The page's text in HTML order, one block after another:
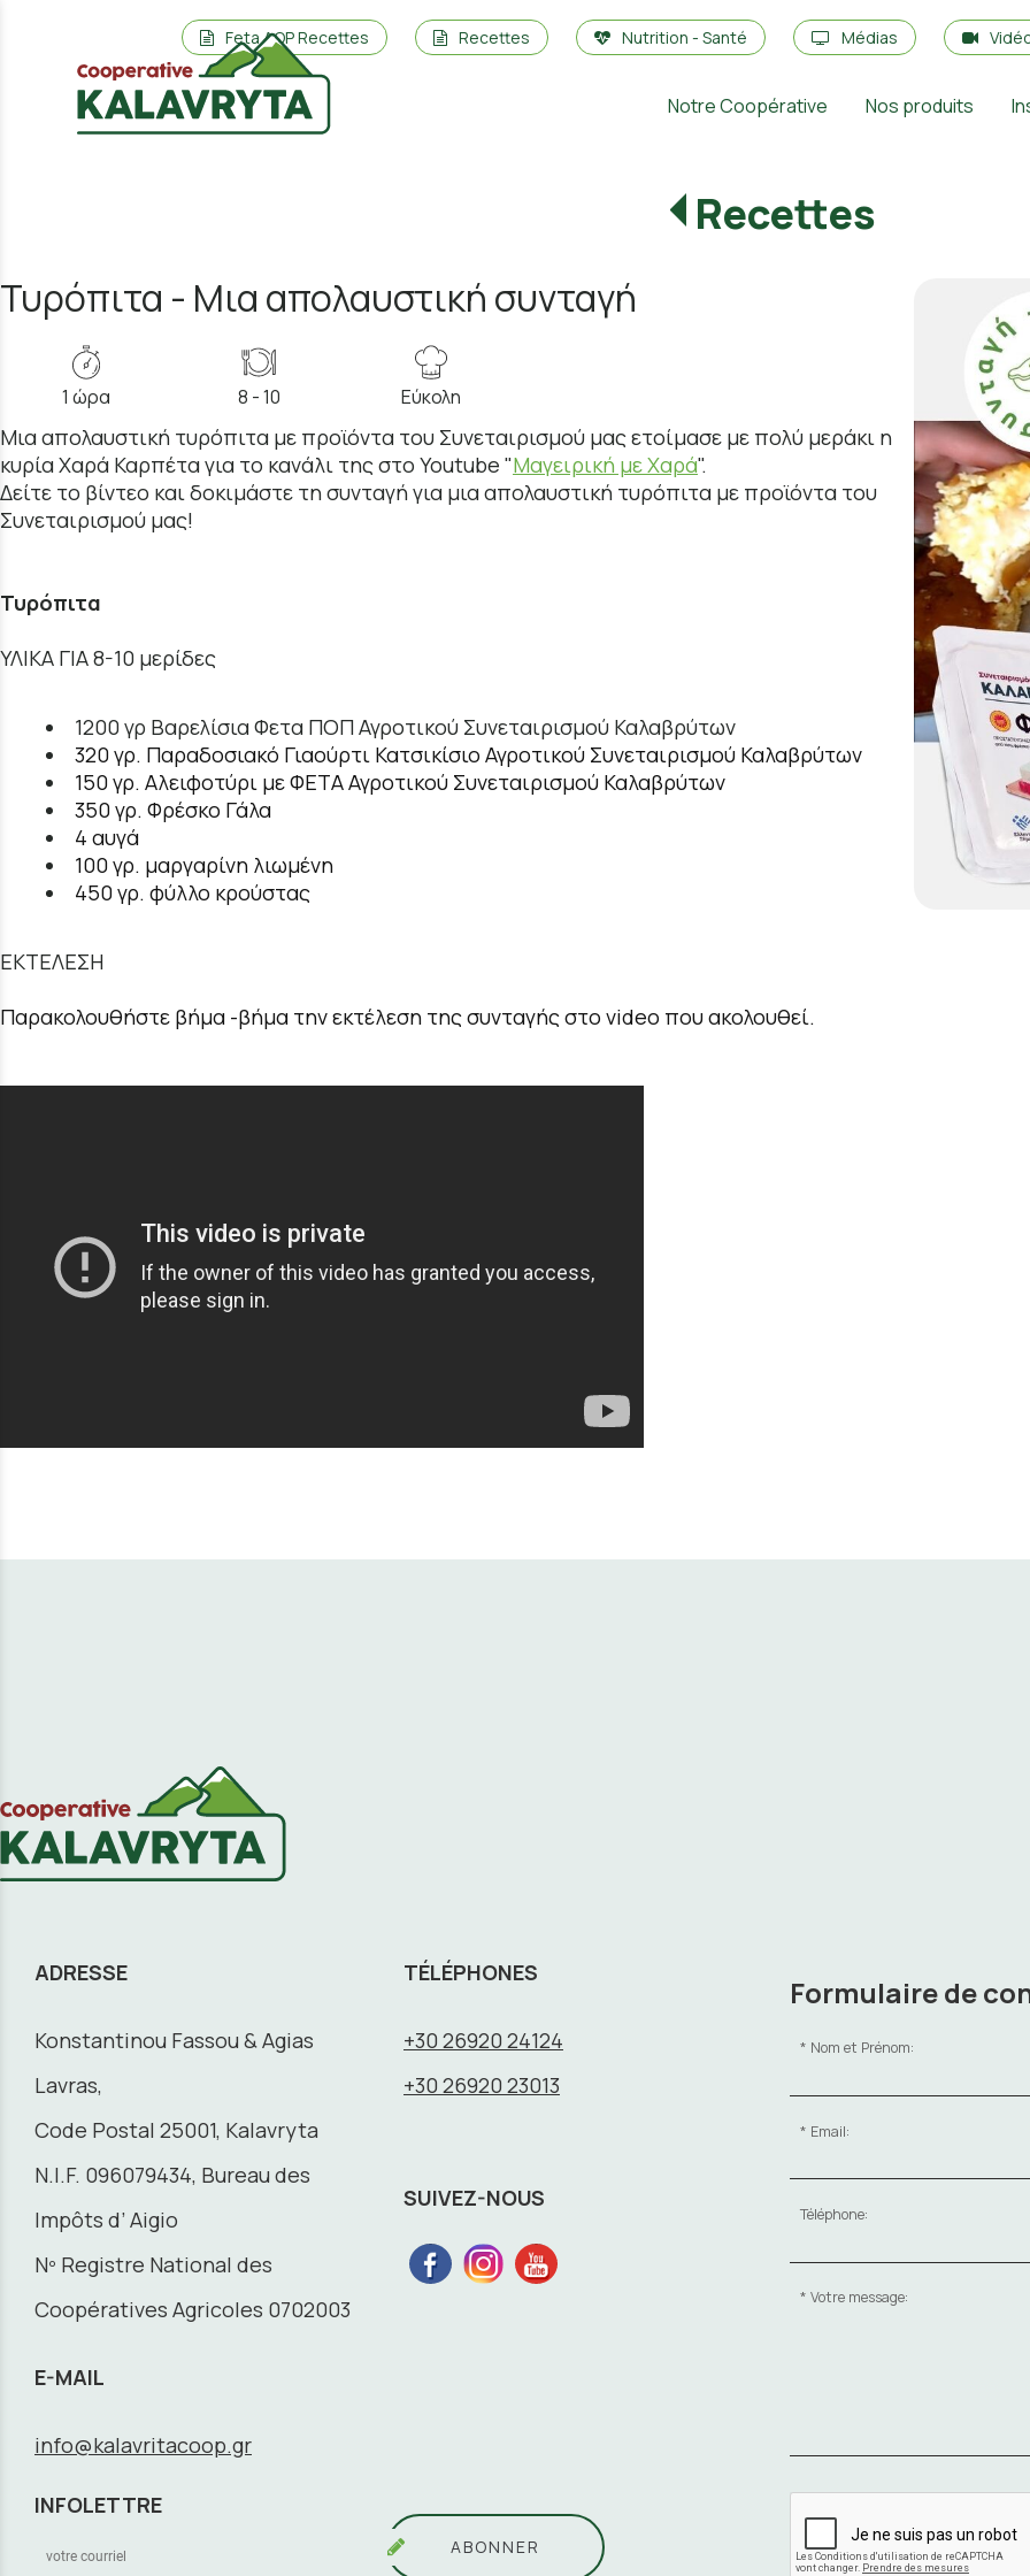
Feta AOP Recettes Recettes Nutrition - Santé Médias
Notre Coopérative Nos produits
Recettes
Τυρόπιτα - Μια απολαυστική συνταγή
1 ώρα 8 - 10 Εύκολη
Μια απολαυστική τυρόπιτα με προϊόντα του Συνεταιρισμού μας ετοίμασε με πολύ μεράκι η
κυρία Χαρά Καρπέτα για το κανάλι της στο Youtube "Μαγειρική με Χαρά".
Δείτε το βίντεο και δοκιμάστε τη συνταγή για μια απολαυστική τυρόπιτα με προϊόντα του
Συνεταιρισμού μας!
Τυρόπιτα
ΥΛΙΚΑ ΓΙΑ 8-10 μερίδες
1200 γρ Βαρελίσια Φετα ΠΟΠ Αγροτικού Συνεταιρισμού Καλαβρύτων
320 γρ. Παραδοσιακό Γιαούρτι Κατσικίσιο Αγροτικού Συνεταιρισμού Καλαβρύτων
150 γρ. Αλειφοτύρι με ΦΕΤΑ Αγροτικού Συνεταιρισμού Καλαβρύτων
350 γρ. Φρέσκο Γάλα
4 αυγά
100 γρ. μαργαρίνη λιωμένη
450 γρ. φύλλο κρούστας
ΕΚΤΕΛΕΣΗ
Παρακολουθήστε βήμα -βήμα την εκτέλεση της συνταγής στο video που ακολουθεί.
ADRESSE
Konstantinou Fassou & Agias
Lavras,
Code Postal 25001, Kalavryta
N.I.F. 096079434, Bureau des
Impôts d’ Aigio
Nº Registre National des
Coopératives Agricoles 0702003
E-MAIL
info@kalavritacoop.gr
TÉLÉPHONES
+30 26920 24124
+30 26920 23013
SUIVEZ-NOUS
INFOLETTRE
ABONNER
Formulaire de
Nom et Prénom:
Email:
Téléphone:
Votre message: